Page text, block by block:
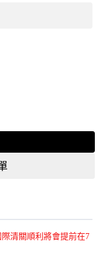
清關順利將會提前在7